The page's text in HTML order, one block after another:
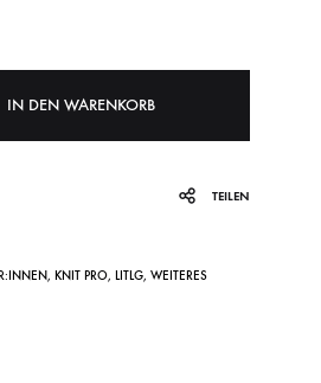
IN DEN WARENKORB
TEILEN
, KNIT PRO, LITLG, WEITERES